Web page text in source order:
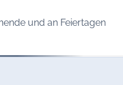
und an Feiertagen